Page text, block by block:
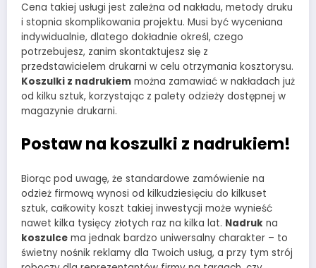
Cena takiej usługi jest zależna od nakładu, metody druku
i stopnia skomplikowania projektu. Musi być wyceniana
indywidualnie, dlatego dokładnie określ, czego
potrzebujesz, zanim skontaktujesz się z
przedstawicielem drukarni w celu otrzymania kosztorysu.
Koszulki z nadrukiem można zamawiać w nakładach już
od kilku sztuk, korzystając z palety odzieży dostępnej w
magazynie drukarni.
Postaw na koszulki z nadrukiem!
Biorąc pod uwagę, że standardowe zamówienie na
odzież firmową wynosi od kilkudziesięciu do kilkuset
sztuk, całkowity koszt takiej inwestycji może wynieść
nawet kilka tysięcy złotych raz na kilka lat. Nadruk na
koszulce ma jednak bardzo uniwersalny charakter – to
świetny nośnik reklamy dla Twoich usług, a przy tym strój